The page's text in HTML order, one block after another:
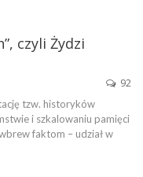
czyli Żydzi
92
tzw. historyków
i szkalowaniu pamięci
faktom – udział w